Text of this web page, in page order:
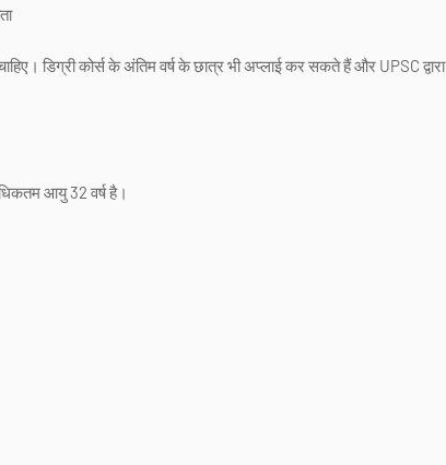
डिग्री कोर्स के अंतिम वर्ष के छात्र भी अप्लाई कर सकते हैं और UPSC द्वारा
आयु 32 वर्ष है।